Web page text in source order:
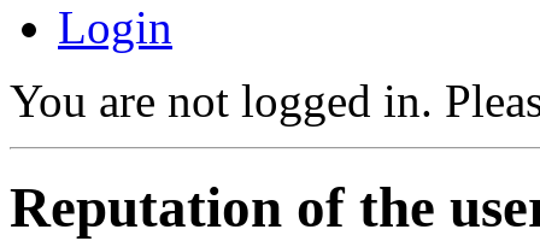
Login
You are not logged in.
Reputation of the